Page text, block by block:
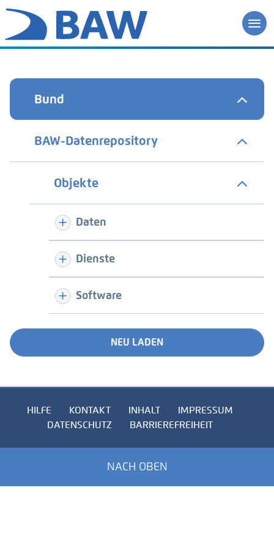
Bund
BAW-Datenrepository
Objekte
Daten
Dienste
Software
NEU LADEN
HILFE KONTAKT INHALT
IMPRESSUM
DATENSCHUTZ
BARRIEREFREIHEIT
NACH OBEN